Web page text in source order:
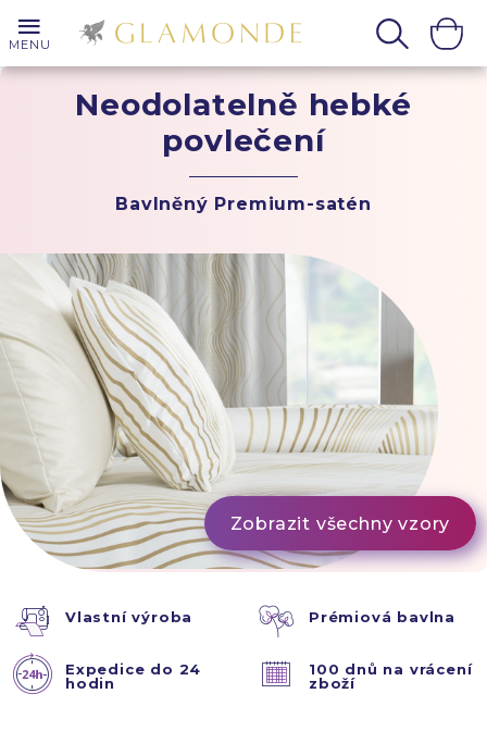
MENU
Neodolatelně hebké
povlečení
Bavlněný Premium-satén
Zobrazit všechny vzory
Vlastní výroba Prémiová bavlna
Expedice do 24
hodin
100 dnů na vrácení
zboží